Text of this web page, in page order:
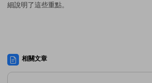
細說明了這些重點。
相關文章